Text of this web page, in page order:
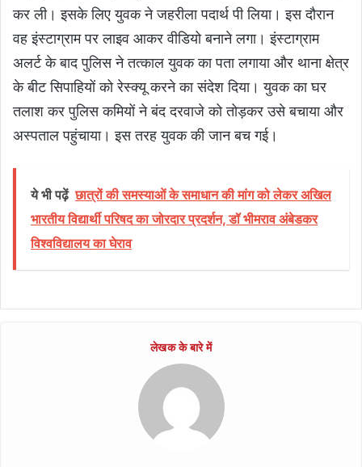
कर ली। इसके लिए युवक ने जहरीला पदार्थ पी लिया। इस दौरान
वह इंस्टाग्राम पर लाइव आकर वीडियो बनाने लगा। इंस्टाग्राम
अलर्ट के बाद पुलिस ने तत्काल युवक का पता लगाया और थाना क्षेत्र
के बीट सिपाहियों को रेस्क्यू करने का संदेश दिया। युवक का घर
तलाश कर पुलिस कमियों ने बंद दरवाजे को तोड़कर उसे बचाया और
अस्पताल पहुंचाया। इस तरह युवक की जान बच गई।
ये भी पढ़ें छात्रों की समस्याओं के समाधान की मांग को लेकर अखिल
भारतीय विद्यार्थी परिषद का जोरदार प्रदर्शन, डॉ भीमराव अंबेडकर
विश्वविद्यालय का घेराव